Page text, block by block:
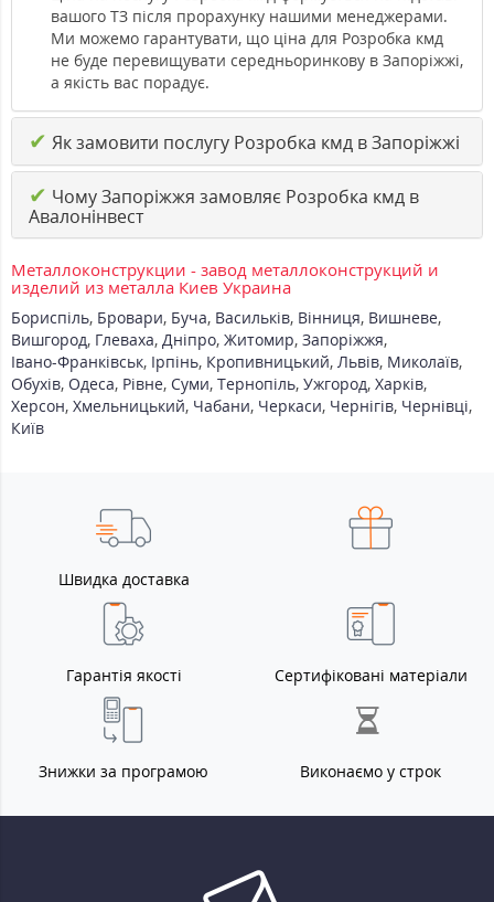
вашого ТЗ після прорахунку нашими менеджерами.
Ми можемо гарантувати, що ціна для Розробка кмд
не буде перевищувати середньоринкову в Запоріжжі,
а якість вас порадує.
✔ Як замовити послугу Розробка кмд в Запоріжжі
✔ Чому Запоріжжя замовляє Розробка кмд в
Авалонінвест
Металлоконструкции - завод металлоконструкций и
изделий из металла Киев Украина
Бориспіль, Бровари, Буча, Васильків, Вінниця, Вишневе,
Вишгород, Глеваха, Дніпро, Житомир, Запоріжжя,
Івано-Франківськ, Ірпінь, Кропивницький, Львів, Миколаїв,
Обухів, Одеса, Рівне, Суми, Тернопіль, Ужгород, Харків,
Херсон, Хмельницький, Чабани, Черкаси, Чернігів, Чернівці,
Київ
Швидка доставка
Гарантія якості Сертифіковані матеріали
Знижки за програмою Виконаємо у строк